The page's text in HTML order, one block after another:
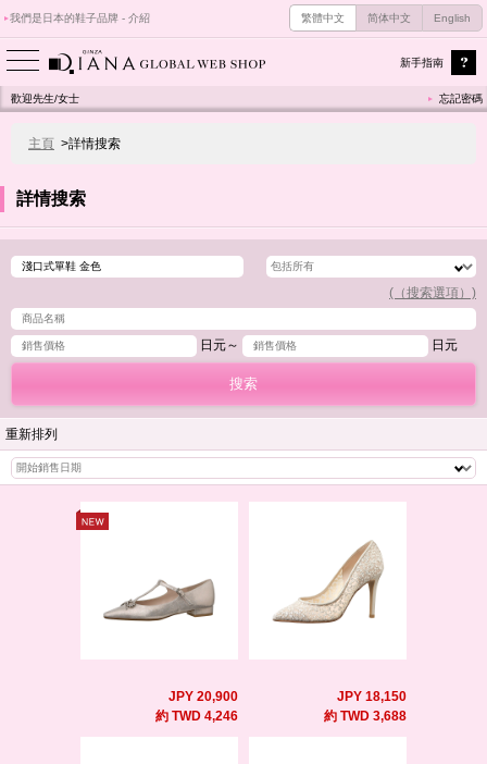
我們是日本的鞋子品牌 - 介紹 繁體中文 简体中文 English
新手指南
歡迎先生/女士 忘記密碼
主頁 >詳情搜索
詳情搜索
(（搜索選項）)
日元～ 日元
重新排列
JPY 20,900
約 TWD 4,246
JPY 18,150
約 TWD 3,688